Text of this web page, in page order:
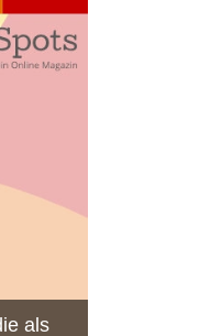
als